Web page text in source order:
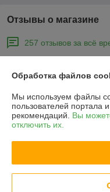
Отзывы о магазине
257 отзывов за всё
Топор огонь 🔥 рубает
покупке.
Сделка подтверждена
Обработка файлов
Мы используем файлы
пользователей портала
рекомендаций. Вы
отключить их.